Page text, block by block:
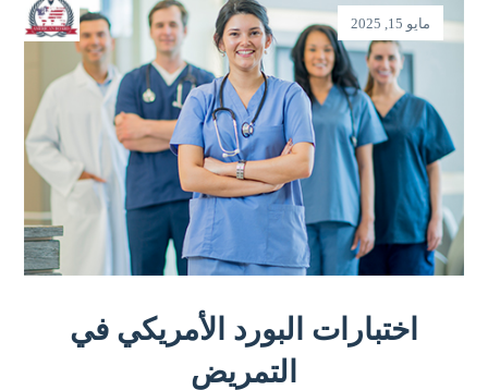
اختبارات البورد الأمريكي في
التمريض
مايو 15, 2025